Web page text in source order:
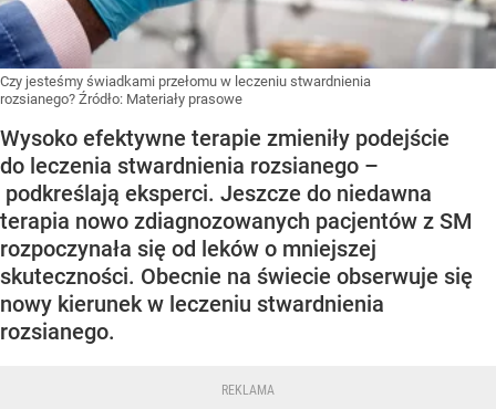
Czy jesteśmy świadkami przełomu w leczeniu stwardnienia
rozsianego? Źródło: Materiały prasowe
Wysoko efektywne terapie zmieniły podejście
do leczenia stwardnienia rozsianego –
podkreślają eksperci. Jeszcze do niedawna
terapia nowo zdiagnozowanych pacjentów z SM
rozpoczynała się od leków o mniejszej
skuteczności. Obecnie na świecie obserwuje się
nowy kierunek w leczeniu stwardnienia
rozsianego.